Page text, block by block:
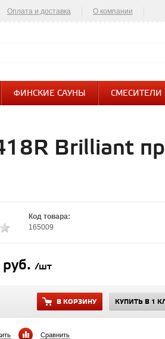
Оплата и доставка О компании
ФИНСКИЕ САУНЫ СМЕСИТЕЛИ
Brilliant
Код товара:
165009
/шт
В КОРЗИНУ КУПИТЬ В 1
Сравнить